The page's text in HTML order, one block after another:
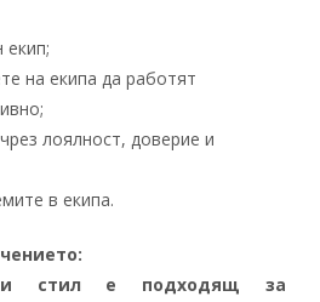
екип;
на екипа да работят
лоялност, доверие и
в екипа.
стил е подходящ за